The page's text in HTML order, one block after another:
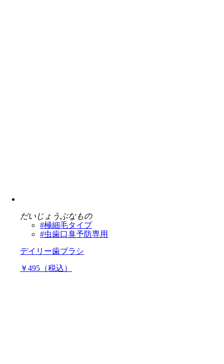
だいじょうぶなもの
#極細毛タイプ
#虫歯口臭予防専用
デイリー歯ブラシ
￥495（税込）